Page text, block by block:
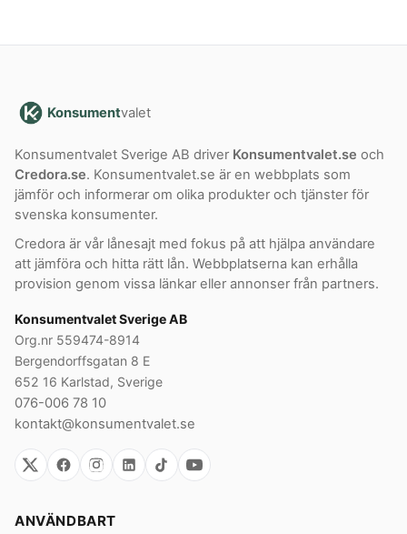
Konsumentvalet
Konsumentvalet Sverige AB driver Konsumentvalet.se och
Credora.se. Konsumentvalet.se är en webbplats som
jämför och informerar om olika produkter och tjänster för
svenska konsumenter.
Credora är vår lånesajt med fokus på att hjälpa användare
att jämföra och hitta rätt lån. Webbplatserna kan erhålla
provision genom vissa länkar eller annonser från partners.
Konsumentvalet Sverige AB
Org.nr 559474-8914
Bergendorffsgatan 8 E
652 16 Karlstad, Sverige
076-006 78 10
kontakt@konsumentvalet.se
ANVÄNDBART